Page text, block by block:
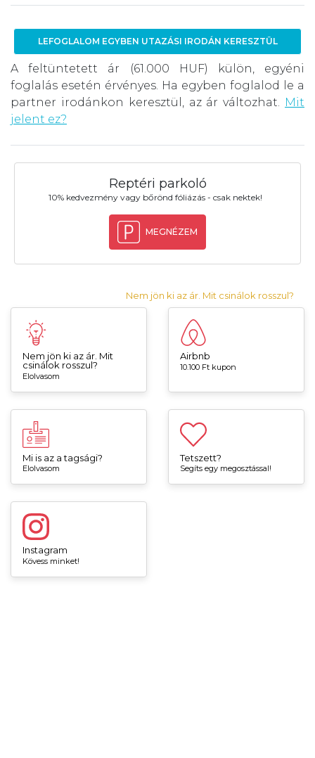
LEFOGLALOM EGYBEN UTAZÁSI IRODÁN KERESZTÜL
A feltüntetett ár (61.000 HUF) külön, egyéni
foglalás esetén érvényes. Ha egyben foglalod le a
partner irodánkon keresztül, az ár változhat.
Mit
jelent ez?
Reptéri parkoló
10% kedvezmény vagy bőrönd fóliázás - csak nektek!
MEGNÉZEM
Nem jön ki az ár. Mit csinálok rosszul?
Nem jön ki az ár. Mit
csinálok rosszul?
Elolvasom
Airbnb
10.100 Ft kupon
Mi is az a tagsági?
Elolvasom
Tetszett?
Segíts egy megosztással!
Instagram
Kövess minket!